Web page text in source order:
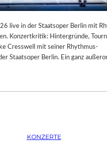
live in der Staatsoper Berlin mit
Konzertkritik: Hintergründe,
Cresswell mit seiner Rhythmus-
Staatsoper Berlin. Ein ganz
KONZERTE